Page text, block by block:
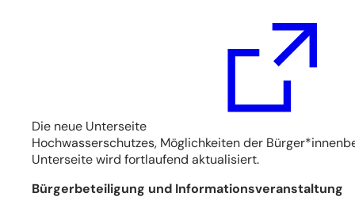
Die neue Unterseite
Hochwasserschutzes, Möglichkeiten der
Unterseite wird fortlaufend aktualisiert.
Bürgerbeteiligung und Informationsveranstaltung